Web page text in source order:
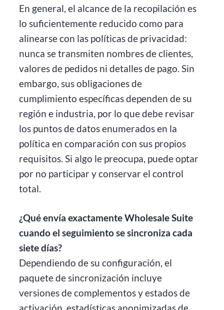
En general, el alcance de la recopilación es
lo suficientemente reducido como para
alinearse con las políticas de privacidad:
nunca se transmiten nombres de clientes,
valores de pedidos ni detalles de pago. Sin
embargo, sus obligaciones de
cumplimiento específicas dependen de su
región e industria, por lo que debe revisar
los puntos de datos enumerados en la
política en comparación con sus propios
requisitos. Si algo le preocupa, puede optar
por no participar y conservar el control
total.
¿Qué envía exactamente Wholesale Suite
cuando el seguimiento se sincroniza cada
siete días?
Dependiendo de su configuración, el
paquete de sincronización incluye
versiones de complementos y estados de